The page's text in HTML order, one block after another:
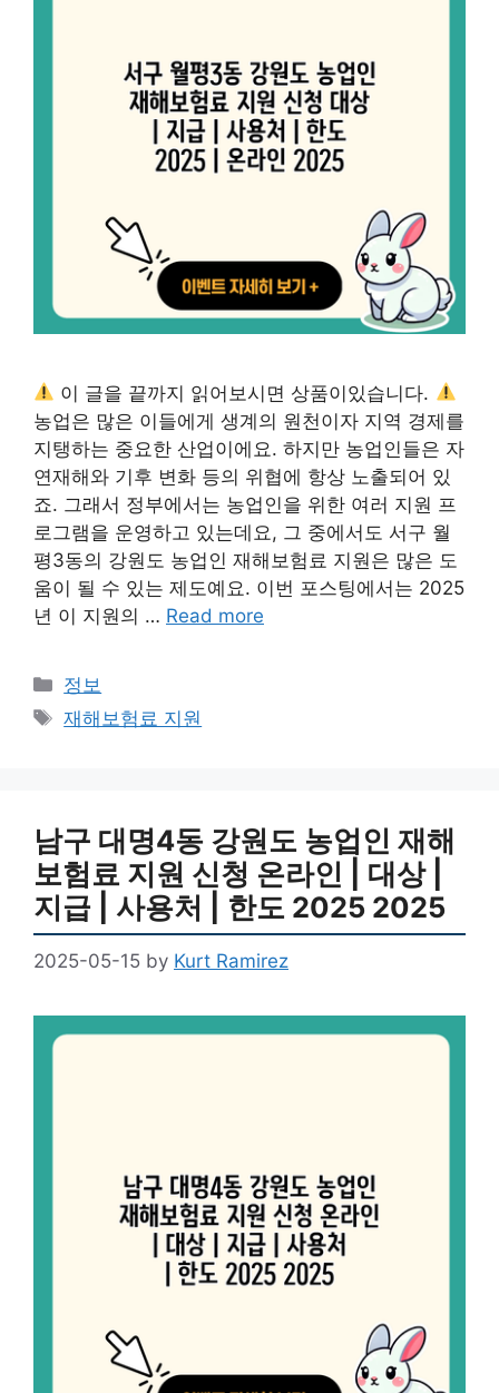
이 글을 끝까지 읽어보시면 상품이있습니다.
농업은 많은 이들에게 생계의 원천이자 지역 경제를
지탱하는 중요한 산업이에요. 하지만 농업인들은 자
연재해와 기후 변화 등의 위협에 항상 노출되어 있
죠. 그래서 정부에서는 농업인을 위한 여러 지원 프
로그램을 운영하고 있는데요, 그 중에서도 서구 월
평3동의 강원도 농업인 재해보험료 지원은 많은 도
움이 될 수 있는 제도예요. 이번 포스팅에서는 2025
년 이 지원의 … Read more
Categories
정보
Tags
재해보험료 지원
남구 대명4동 강원도 농업인 재해
보험료 지원 신청 온라인 | 대상 |
지급 | 사용처 | 한도 2025 2025
2025-05-15 by Kurt Ramirez